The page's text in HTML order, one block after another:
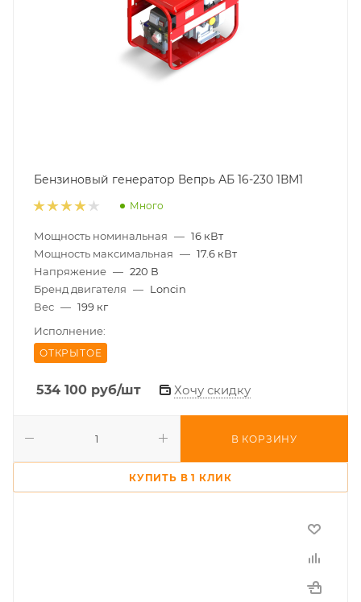
Бензиновый генератор Вепрь АБ 16-230 1ВМ1
Много
Мощность номинальная — 16 кВт
Мощность максимальная — 17.6 кВт
Напряжение — 220 В
Бренд двигателя — Loncin
Вес — 199 кг
Исполнение:
ОТКРЫТОЕ
534 100 руб/шт Хочу скидку
В КОРЗИНУ
КУПИТЬ В 1 КЛИК